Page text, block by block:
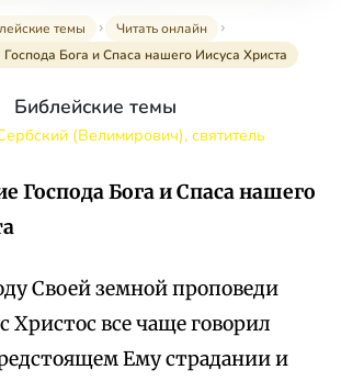
темы
Читать онлайн
Бога и Спаса нашего Иисуса Христа
Библейские темы
(Велимирович), святитель
Господа Бога и Спаса нашего
Своей земной проповеди
Христос все чаще говорил
Ему страдании и